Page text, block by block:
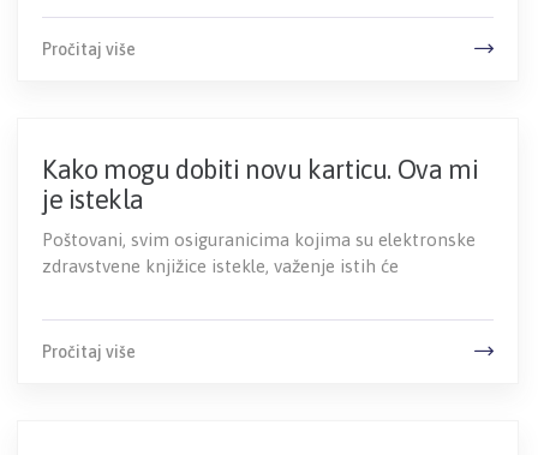
Pročitaj više
Kako mogu dobiti novu karticu. Ova mi
je istekla
Poštovani, svim osiguranicima kojima su elektronske
zdravstvene knjižice istekle, važenje istih će
Pročitaj više